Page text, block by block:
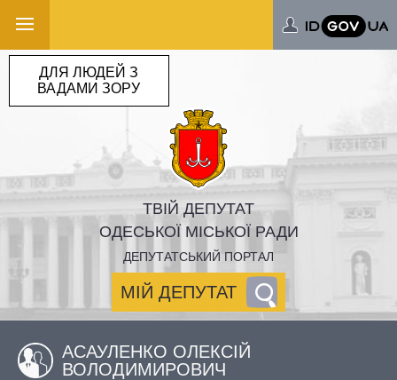
ТВІЙ ДЕПУТАТ
ОДЕСЬКОЇ МІСЬКОЇ РАДИ
ДЕПУТАТСЬКИЙ ПОРТАЛ
МІЙ ДЕПУТАТ
ДЛЯ ЛЮДЕЙ З
ВАДАМИ ЗОРУ
АСАУЛЕНКО ОЛЕКСІЙ
ВОЛОДИМИРОВИЧ